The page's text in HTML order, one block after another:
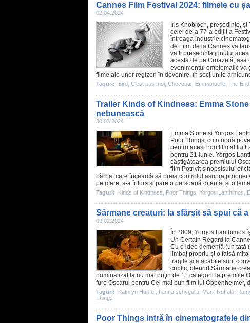
Cannes Film Festival 2024: filmele cu
02.04.2024
Iris Knobloch, președinte, și
celei de-a 77-a ediții a
Întreaga industrie
de Film de la Cannes va
va fi președinta juriului
acesta de pe Croazetă, așa
evenimentul emblematic va
filme ale unor regizori în devenire, în secțiunile
Taguri: Bird C'est pas moi Chocobar, Emmanuelle The End
Trailer Kinds of Kindness: Emma
nebunească
30.03.2024
Emma Stone și Yorgos
Poor Things, cu o nouă
pentru acest nou film al lui
pentru 21 iunie. Yorgos
câștigătoarea premiului
film Potrivit sinopsisului
bărbat care încearcă să preia controlul asupra
pe mare, s-a întors și pare o persoană diferită; și o
Taguri: Kinds of Kindness Poor Things Yorgos Lanthimos
Sărmane creaturi: la sfârşit să spui că
09.02.2024
În 2009, Yorgos Lanthimos
Un Certain Regard la
Cu o idee dementă (un tată
limbaj propriu şi o falsă
fragile şi atacabile sunt
criptic, oferind Sărmane
nominalizat la nu mai puţin de 11 categorii la premiile
fure Oscarul pentru Cel mai bun film lui Oppenheimer,
Taguri: Kathryn Hunter, hanna schygulla Mark Ruffalo
Things
Poor Things intră în cinematografele